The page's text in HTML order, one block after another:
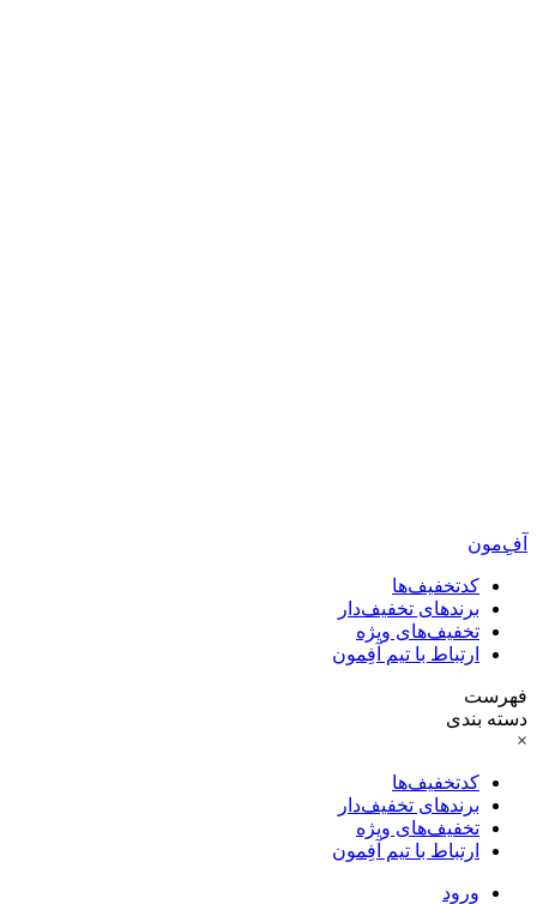
آفِ‌مون
کدتخفیف‌ها
برندهای تخفیف‌دار
تخفیف‌های ویژه
ارتباط با تیم آفِمون
فهرست
دسته بندی
×
کدتخفیف‌ها
برندهای تخفیف‌دار
تخفیف‌های ویژه
ارتباط با تیم آفِمون
ورود